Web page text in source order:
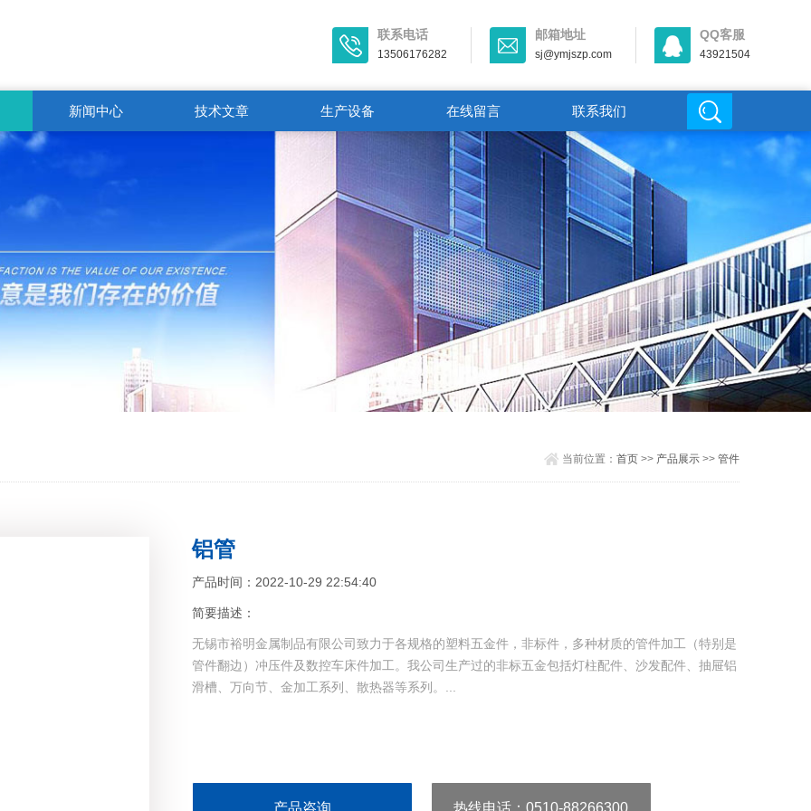
联系电话
13506176282
邮箱地址
sj@ymjszp.com
QQ客服
43921504
新闻中心 技术文章 生产设备 在线留言 联系我们
当前位置： 首页>> 产品展示>> 管件
铝管
产品时间：2022-10-29 22:54:40
简要描述：
无锡市裕明金属制品有限公司致力于各规格的塑料五金件，非标件，多种材质的管件加工（特别是
管件翻边）冲压件及数控车床件加工。我公司生产过的非标五金包括灯柱配件、沙发配件、抽屉铝
滑槽、万向节、金加工系列、散热器等系列。...
产品咨询 热线电话：0510-88266300